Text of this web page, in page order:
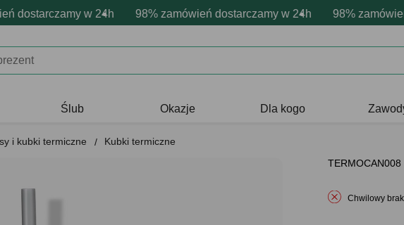
w 24h 98% zamówień dostarczamy w 24h 98% zamówień
Profesjonalna i darmowa personalizacja produktów Profesjonalna i
Prezentujemy pozytywne emocje - zawsze udane prezenty
Ślub Okazje Dla kogo
i kubki termiczne
Kubki termiczne
TERMOCAN008
Chwilowy brak